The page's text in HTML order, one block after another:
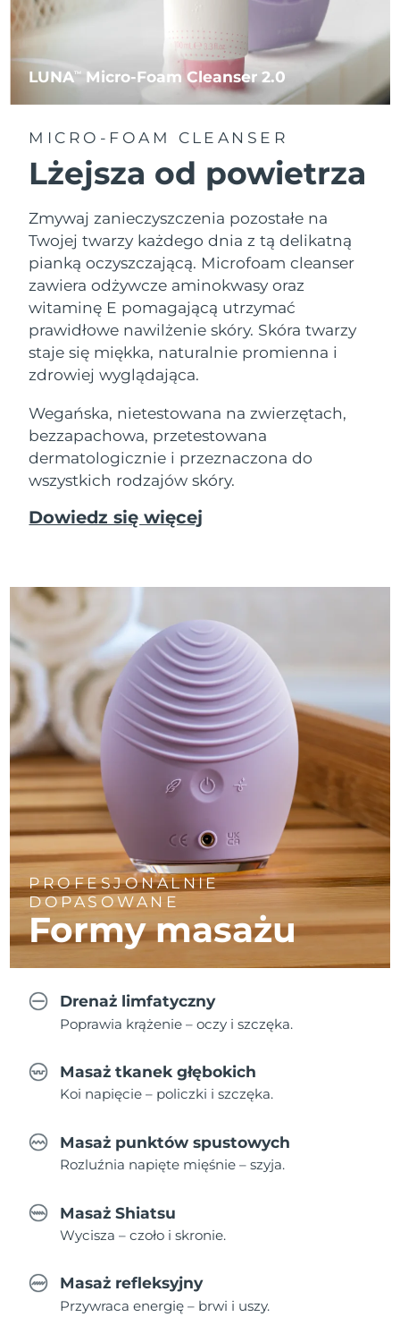
LUNATM Micro-Foam Cleanser 2.0
MICRO-FOAM CLEANSER
Lżejsza od powietrza
Zmywaj zanieczyszczenia pozostałe na
Twojej twarzy każdego dnia z tą delikatną
pianką oczyszczającą. Microfoam cleanser
zawiera odżywcze aminokwasy oraz
witaminę E pomagającą utrzymać
prawidłowe nawilżenie skóry. Skóra twarzy
staje się miękka, naturalnie promienna i
zdrowiej wyglądająca.
Wegańska, nietestowana na zwierzętach,
bezzapachowa, przetestowana
dermatologicznie i przeznaczona do
wszystkich rodzajów skóry.
Dowiedz się więcej
PROFESJONALNIE
DOPASOWANE
Formy masażu
Drenaż limfatyczny
Poprawia krążenie – oczy i szczęka.
Masaż tkanek głębokich
Koi napięcie – policzki i szczęka.
Masaż punktów spustowych
Rozluźnia napięte mięśnie – szyja.
Masaż Shiatsu
Wycisza – czoło i skronie.
Masaż refleksyjny
Przywraca energię – brwi i uszy.